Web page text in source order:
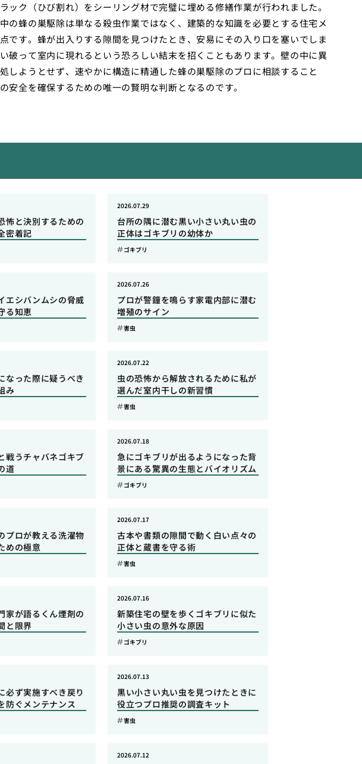
ック（ひび割れ）をシーリング材で完璧に埋める修繕作業が行われました。
の蜂の巣駆除は単なる殺虫作業ではなく、建築的な知識を必要とする住宅メ
です。蜂が出入りする隙間を見つけたとき、安易にその入り口を塞いでしま
破って室内に現れるという恐ろしい結末を招くこともあります。壁の中に異
しようとせず、速やかに構造に精通した蜂の巣駆除のプロに相談すること
安全を確保するための唯一の賢明な判断となるのです。
怖と決別するための
密着記
台所の隅に潜む黒い小さい丸い虫の
正体はゴキブリの幼体か
2026.07.29
ゴキブリ
エシバンムシの脅威
る知恵
プロが警鐘を鳴らす家電内部に潜む
増殖のサイン
2026.07.26
害虫
なった際に疑うべき
み
虫の恐怖から解放されるために私が
選んだ室内干しの新習慣
2026.07.22
害虫
戦うチャバネゴキブ
道
急にゴキブリが出るようになった背
景にある驚異の生態とバイオリズム
2026.07.18
ゴキブリ
プロが教える洗濯物
めの極意
古本や書類の隙間で動く白い点々の
正体と蔵書を守る術
2026.07.17
害虫
家が語るくん煙剤の
と限界
新築住宅の壁を歩くゴキブリに似た
小さい虫の意外な原因
2026.07.16
ゴキブリ
必ず実施すべき戻り
防ぐメンテナンス
黒い小さい丸い虫を見つけたときに
役立つプロ推奨の調査キット
2026.07.13
害虫
2026.07.12